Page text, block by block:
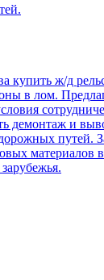
купить ж/д
в лом.
демонтаж и
путей.
материалов